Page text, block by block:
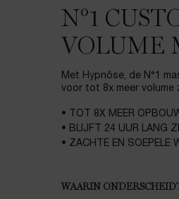
N°1
VOLUME
Met Hypnôse, de N°1
voor tot 8x meer
• TOT 8X MEER
• BLIJFT 24 UUR LANG
• ZACHTE EN SOEPELE
WAARIN